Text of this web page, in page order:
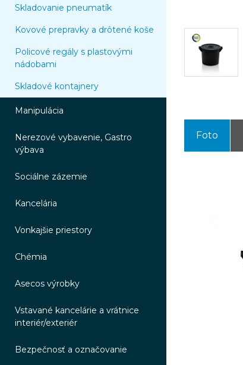
Skladovanie pneumatík
Kovové prepravky a drôtené koše
Policové regály s plastovými
nádobami
Skladové kontajnery
Manipulácia
Nerezové vybavenie, Gastro
výbava
Sociálne zázemie
Kancelária
Vonkajšie priestory
Chémia
Asecos výrobky
Vstavané kancelárie a vrátnice
interiér/exteriér
Bezpečnosť a označovanie
Foto